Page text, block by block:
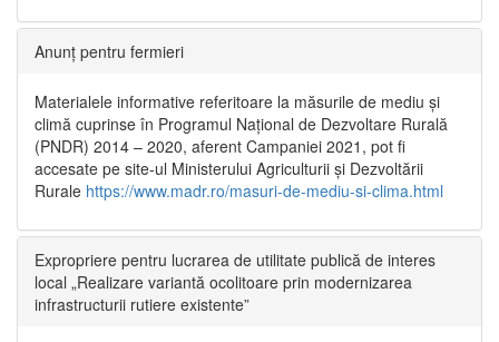
Anunț pentru fermieri
Materialele informative referitoare la măsurile de mediu și
climă cuprinse în Programul Național de Dezvoltare Rurală
(PNDR) 2014 – 2020, aferent Campaniei 2021, pot fi
accesate pe site-ul Ministerului Agriculturii și Dezvoltării
Rurale https://www.madr.ro/masuri-de-mediu-si-clima.html
Expropriere pentru lucrarea de utilitate publică de interes
local „Realizare variantă ocolitoare prin modernizarea
infrastructurii rutiere existente”